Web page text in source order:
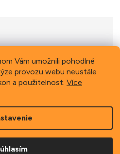
Vám umožnili pohodlné
provozu webu neustále
a použitelnost. Více
e
p
r
k
y
ý
i
sspol. s r.o.. Všetky práva